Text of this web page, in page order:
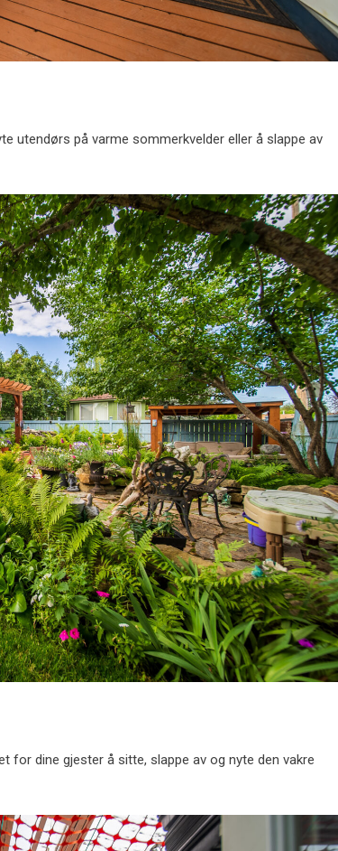
utendørs på varme sommerkvelder eller å slappe av
for dine gjester å sitte, slappe av og nyte den vakre